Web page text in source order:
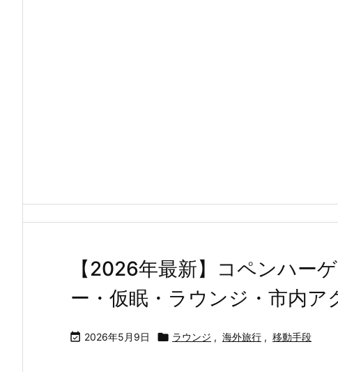
【2026年最新】コペンハー
ー・仮眠・ラウンジ・市内ア
 2026年5月9日  ラウンジ , 海外旅行 , 移動手段